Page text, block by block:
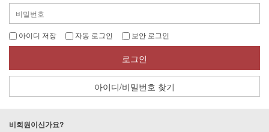
아이디 저장 자동 로그인 보안 로그인
로그인
아이디/비밀번호 찾기
비회원이신가요?